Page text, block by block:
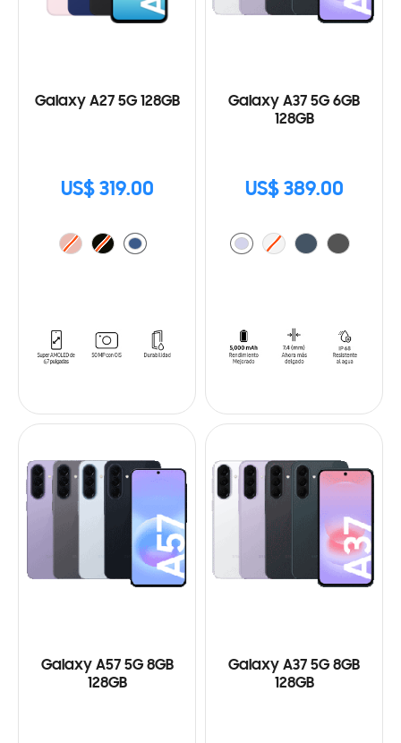
Galaxy A27 5G 128GB
US$ 319.00
Galaxy A37 5G 6GB
128GB
US$ 389.00
Galaxy A57 5G 8GB
128GB
Galaxy A37 5G 8GB
128GB